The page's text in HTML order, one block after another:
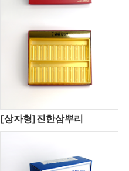
[상자형]진한삼뿌리